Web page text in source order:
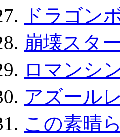
ドラゴン
崩壊スタ
ロマンシ
アズール
この素晴